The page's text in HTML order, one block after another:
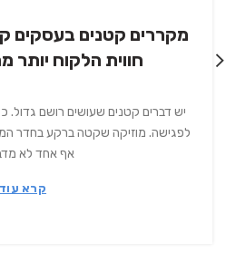
מקררים קטנים בעסקים
חווית הלקוח
יש דברים קטנים שעושים רושם גדול.
לפגישה. מוזיקה שקטה ברקע בחדר
אף אחד לא
קרא עוד